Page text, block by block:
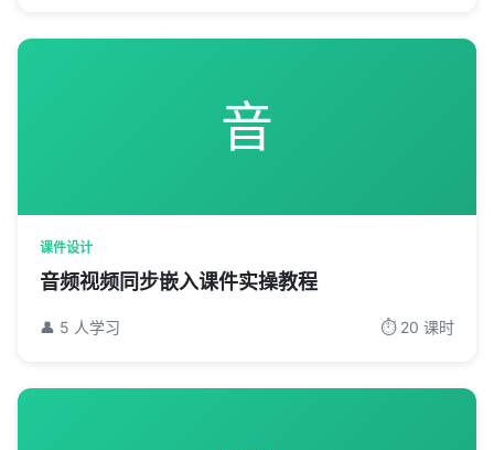
音
课件设计
音频视频同步嵌入课件实操教程
👤 5 人学习 ⏱️ 20 课时